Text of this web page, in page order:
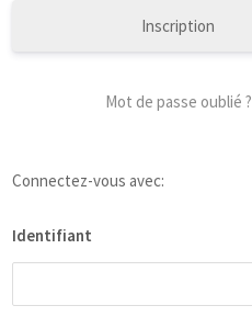
Inscription
Mot de passe oublié ?
Connectez-vous avec:
Identifiant